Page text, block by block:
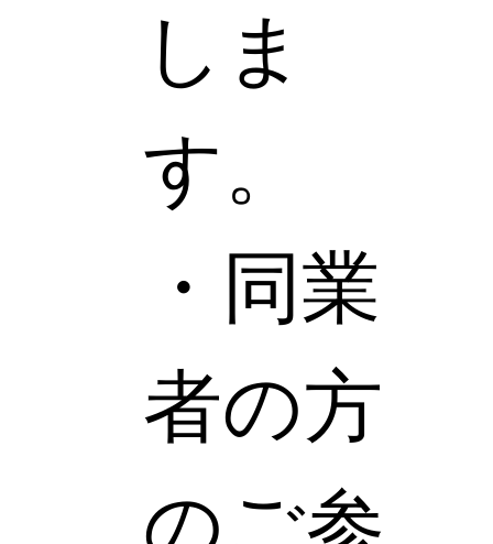
しま
す。
・同業
者の方